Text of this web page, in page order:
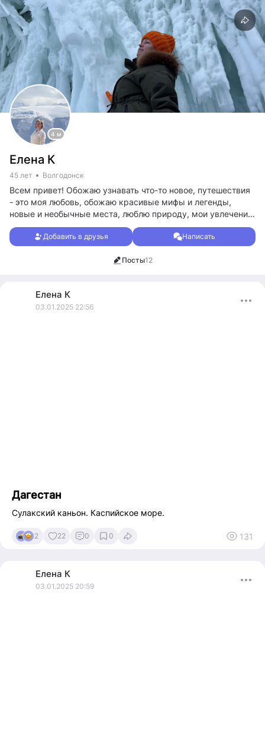
4 м
Елена К
45 лет Волгодонск
Всем привет! Обожаю узнавать что-то новое, путешествия
- это моя любовь, обожаю красивые мифы и легенды,
новые и необычные места, люблю природу, мои увлечение
- фотография и танцы!
Добавить в друзья Написать
Посты12
Елена К
03.01.2025 22:56
Дагестан
Сулакский каньон. Каспийское море.
2 22 0 0 131
Елена К
03.01.2025 20:59